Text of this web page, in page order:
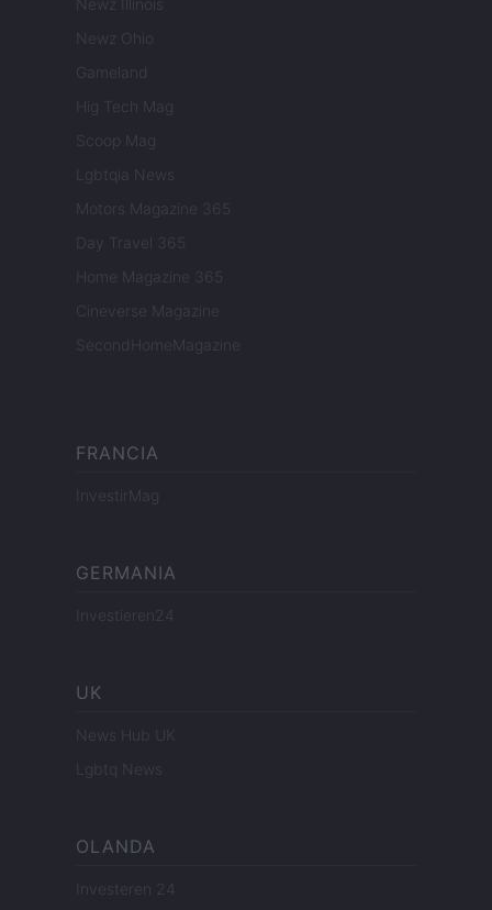
Newz Illinois
Newz Ohio
Gameland
Hig Tech Mag
Scoop Mag
Lgbtqia News
Motors Magazine 365
Day Travel 365
Home Magazine 365
Cineverse Magazine
SecondHomeMagazine
FRANCIA
InvestirMag
GERMANIA
Investieren24
UK
News Hub UK
Lgbtq News
OLANDA
Investeren 24